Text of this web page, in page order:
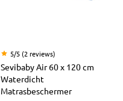
5/5 (2 reviews)
Sevibaby Air 60 x 120 cm
Waterdicht
Matrasbeschermer